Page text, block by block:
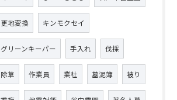
更地変換 キンモクセイ
グリーンキーパー 手入れ 伐採
除草 作業員 業社 墓泥簿 被り